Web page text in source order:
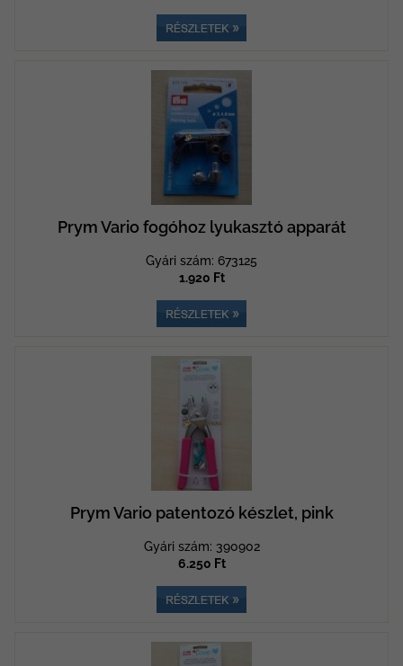
Prym Vario fogóhoz lyukasztó apparát
Gyári szám: 673125
1.920 Ft
Prym Vario patentozó készlet, pink
Gyári szám: 390902
6.250 Ft